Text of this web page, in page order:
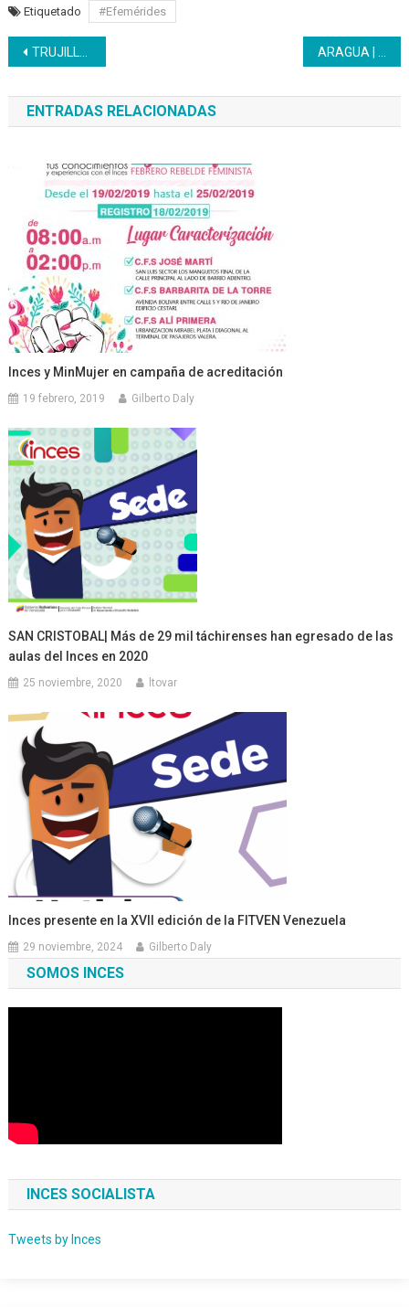
Etiquetado #Efemérides
Navegación
de
entradas
TRUJILLO | Inces registra más de 14 mil participantes desde enero
ENTRADAS RELACIONADAS
Inces y MinMujer en campaña de acreditación
19 febrero, 2019 Gilberto Daly
SAN CRISTOBAL| Más de 29 mil táchirenses han egresado de las
aulas del Inces en 2020
25 noviembre, 2020 ltovar
Inces presente en la XVII edición de la FITVEN Venezuela
29 noviembre, 2024 Gilberto Daly
SOMOS INCES
INCES SOCIALISTA
Tweets by Inces